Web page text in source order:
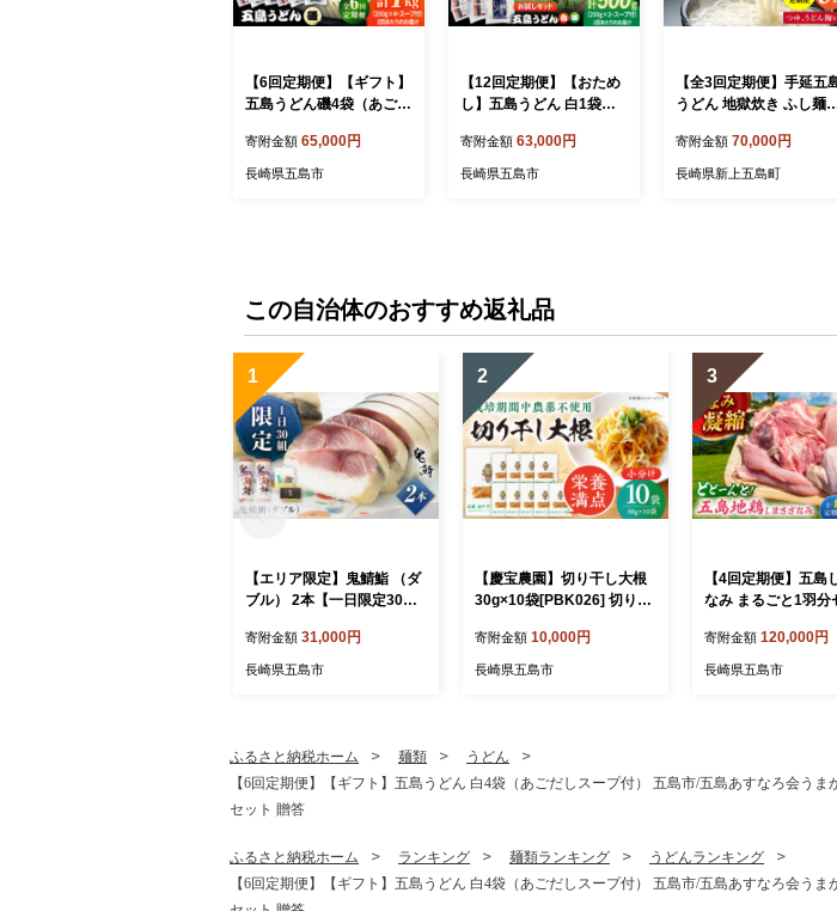
【6回定期便】【ギフト】
五島うどん磯4袋（あごだ
あすなろ会うまか食品[PA
S046]飛魚 スープ 細麺 乾
寄附金額 65,000円
長崎県五島市
【12回定期便】【おため
し】五島うどん 白1袋＆
付） 五島市/五島あすなろ
会うまか食品[PAS051]飛
寄附金額 63,000円
長崎県五島市
【全3回定期便】手延五
うどん 地獄炊き ふし麺
AM010]
寄附金額 70,000円
長崎県新上五島町
この自治体のおすすめ返礼品
1
【エリア限定】鬼鯖鮨 （ダ
ブル） 2本【一日限定30】
可】 五島市/三井楽水産[PB
P002] 寿司 すし 鯖 さば 鮨
寄附金額 31,000円
長崎県五島市
2
【慶宝農園】切り干し大根
30g×10袋[PBK026] 切り干
いこん 小分け 野菜 乾物 乾
燥 ドライ
寄附金額 10,000円
長崎県五島市
3
【4回定期便】五島
なみ まるごと1羽分
ざなみ農園 [PHH003]
寄附金額 120,000円
長崎県五島市
ふるさと納税ホーム 麺類
うどん
【6回定期便】【ギフト】五島うどん 白4袋（あごだしスープ付） 五島市/五島あすなろ会う
セット 贈答
ふるさと納税ホーム ランキング 麺類ランキング
うどんランキング
【6回定期便】【ギフト】五島うどん 白4袋（あごだしスープ付） 五島市/五島あすなろ会う